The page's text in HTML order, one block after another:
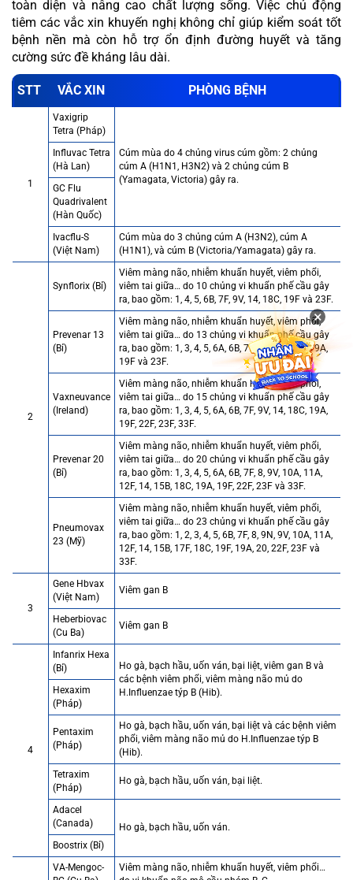
toàn diện và nâng cao chất lượng sống. Việc chủ động
tiêm các vắc xin khuyến nghị không chỉ giúp kiểm soát tốt
bệnh nền mà còn hỗ trợ ổn định đường huyết và tăng
cường sức đề kháng lâu dài.
STT VẮC XIN PHÒNG BỆNH
1
Vaxigrip
Tetra (Pháp)
Cúm mùa do 4 chủng virus cúm gồm: 2 chủng
cúm A (H1N1, H3N2) và 2 chủng cúm B
(Yamagata, Victoria) gây ra.
Influvac Tetra
(Hà Lan)
GC Flu
Quadrivalent
(Hàn Quốc)
Ivacflu-S
(Việt Nam)
Cúm mùa do 3 chủng cúm A (H3N2), cúm A
(H1N1), và cúm B (Victoria/Yamagata) gây ra.
2
Synflorix (Bỉ)
Viêm màng não, nhiễm khuẩn huyết, viêm phổi,
viêm tai giữa… do 10 chủng vi khuẩn phế cầu gây
ra, bao gồm: 1, 4, 5, 6B, 7F, 9V, 14, 18C, 19F và 23F.
Prevenar 13
(Bỉ)
Viêm màng não, nhiễm khuẩn huyết, viêm phổi,
viêm tai giữa… do 13 chủng vi khuẩn phế cầu gây
ra, bao gồm: 1, 3, 4, 5, 6A, 6B, 7F, 9V, 14, 18C, 19A,
19F và 23F.
Vaxneuvance
(Ireland)
Viêm màng não, nhiễm khuẩn huyết, viêm phổi,
viêm tai giữa… do 15 chủng vi khuẩn phế cầu gây
ra, bao gồm: 1, 3, 4, 5, 6A, 6B, 7F, 9V, 14, 18C, 19A,
19F, 22F, 23F, 33F.
Prevenar 20
(Bỉ)
Viêm màng não, nhiễm khuẩn huyết, viêm phổi,
viêm tai giữa… do 20 chủng vi khuẩn phế cầu gây
ra, bao gồm: 1, 3, 4, 5, 6A, 6B, 7F, 8, 9V, 10A, 11A,
12F, 14, 15B, 18C, 19A, 19F, 22F, 23F và 33F.
Pneumovax
23 (Mỹ)
Viêm màng não, nhiễm khuẩn huyết, viêm phổi,
viêm tai giữa… do 23 chủng vi khuẩn phế cầu gây
ra, bao gồm: 1, 2, 3, 4, 5, 6B, 7F, 8, 9N, 9V, 10A, 11A,
12F, 14, 15B, 17F, 18C, 19F, 19A, 20, 22F, 23F và
33F.
3
Gene Hbvax
(Việt Nam)
Viêm gan B
Heberbiovac
(Cu Ba)
Viêm gan B
4
Infanrix Hexa
(Bỉ)
Ho gà, bạch hầu, uốn ván, bại liệt, viêm gan B và
các bệnh viêm phổi, viêm màng não mủ do
H.Influenzae týp B (Hib).
Hexaxim
(Pháp)
Pentaxim
(Pháp)
Ho gà, bạch hầu, uốn ván, bại liệt và các bệnh viêm
phổi, viêm màng não mủ do H.Influenzae týp B
(Hib).
Tetraxim
(Pháp)
Ho gà, bạch hầu, uốn ván, bại liệt.
Adacel
(Canada)
Ho gà, bạch hầu, uốn ván.
Boostrix (Bỉ)
VA-Mengoc-
Viêm màng não, nhiễm khuẩn huyết, viêm phổi…
×